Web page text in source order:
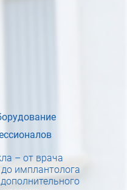
– от врача
имплантолога